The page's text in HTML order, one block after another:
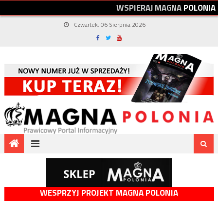
WSPIERAJMAGNAPOLONIA
Czwartek, 06 Sierpnia 2026
WESPRZYJ PROJEKT MAGNA POLONIA